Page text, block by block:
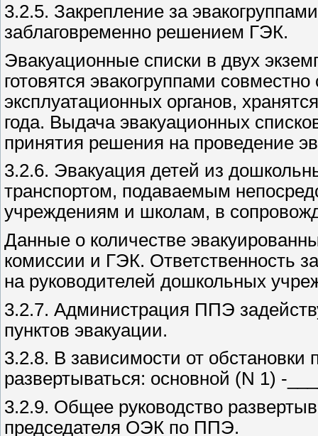
3.2.5. Закрепление за
заблаговременно решением ГЭК.
Эвакуационные списки в двух
готовятся эвакогруппами
эксплуатационных органов,
года. Выдача эвакуационных
принятия решения на проведение
3.2.6. Эвакуация детей из
транспортом, подаваемым
учреждениям и школам, в
Данные о количестве
комиссии и ГЭК. Ответственность
на руководителей дошкольных
3.2.7. Администрация ППЭ
пунктов эвакуации.
3.2.8. В зависимости от обстановки
развертываться: основной (N 1) -
3.2.9. Общее руководство
председателя ОЭК по ППЭ.